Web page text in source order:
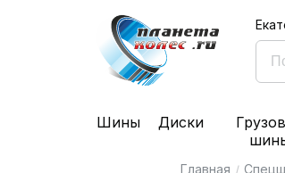
Шины Диски
Главная /